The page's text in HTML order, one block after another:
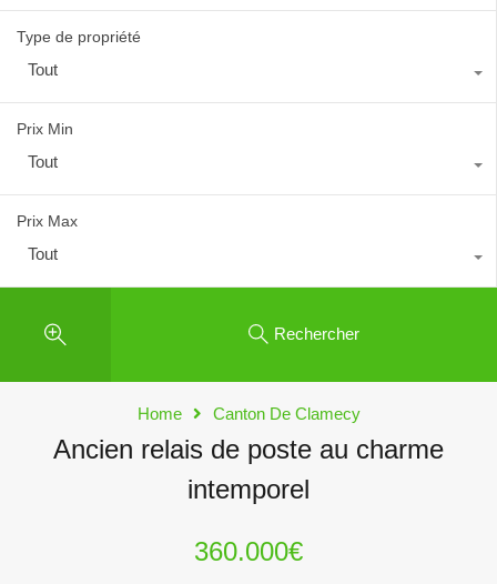
Type de propriété
Tout
Prix Min
Tout
Prix Max
Tout
Rechercher
Home Canton De Clamecy
Ancien relais de poste au charme
intemporel
360.000€